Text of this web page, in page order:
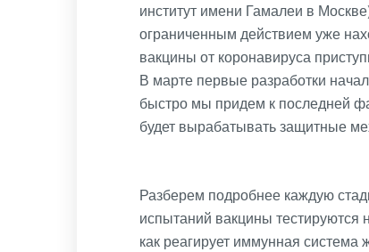
институт имени Гамалеи в
ограниченным действием уже
вакцины от коронавируса
В марте первые разработки
быстро мы придем к последней
будет вырабатывать защитные
Разберем подробнее каждую
испытаний вакцины
как реагирует иммунная